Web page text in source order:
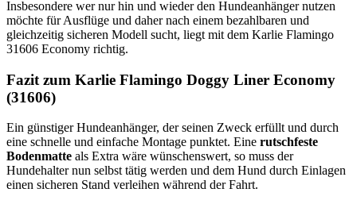
Insbesondere wer nur hin und wieder den Hundeanhänger nutzen
möchte für Ausflüge und daher nach einem bezahlbaren und
gleichzeitig sicheren Modell sucht, liegt mit dem Karlie Flamingo
31606 Economy richtig.
Fazit zum Karlie Flamingo Doggy Liner Economy
(31606)
Ein günstiger Hundeanhänger, der seinen Zweck erfüllt und durch
eine schnelle und einfache Montage punktet. Eine rutschfeste
Bodenmatte als Extra wäre wünschenswert, so muss der
Hundehalter nun selbst tätig werden und dem Hund durch Einlagen
einen sicheren Stand verleihen während der Fahrt.